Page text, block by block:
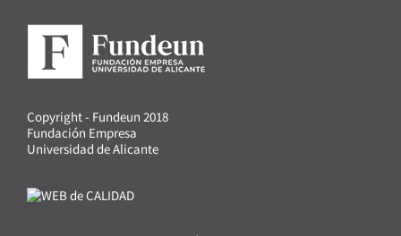
Copyright - Fundeun 2018
Fundación Empresa
Universidad de Alicante